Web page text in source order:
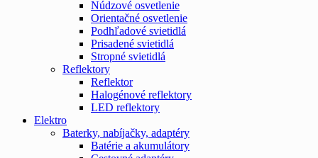
Núdzové osvetlenie
Orientačné osvetlenie
Podhľadové svietidlá
Prisadené svietidlá
Stropné svietidlá
Reflektory
Reflektor
Halogénové reflektory
LED reflektory
Elektro
Baterky, nabíjačky, adaptéry
Batérie a akumulátory